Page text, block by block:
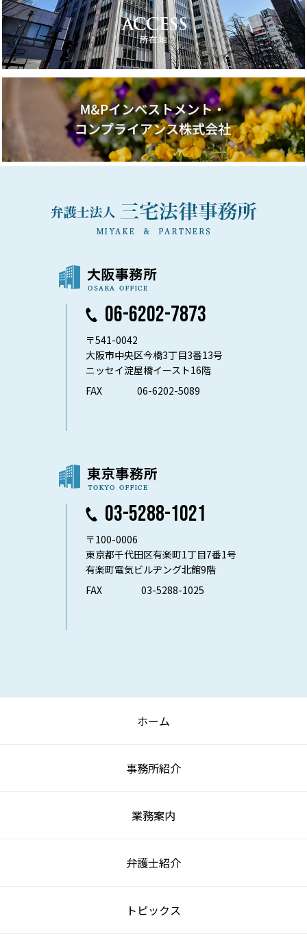
06-6202-7873
〒541-0042
大阪市中央区今橋3丁目3番13号
ニッセイ淀屋橋イースト16階
FAX
06-6202-5089
03-5288-1021
〒100-0006
東京都千代田区有楽町1丁目7番1号
有楽町電気ビルヂング北館9階
FAX
03-5288-1025
ホーム
事務所紹介
業務案内
弁護士紹介
トピックス